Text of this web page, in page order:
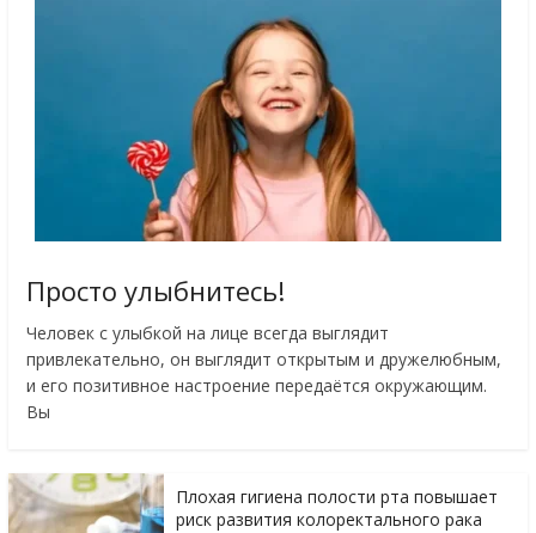
Просто улыбнитесь!
Человек с улыбкой на лице всегда выглядит
привлекательно, он выглядит открытым и дружелюбным,
и его позитивное настроение передаётся окружающим.
Вы
Плохая гигиена полости рта повышает
риск развития колоректального рака